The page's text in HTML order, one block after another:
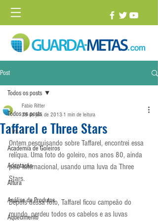
Post
Todos os posts
1 vs. 1
Academia de Goleiros
Adaptação
Altura
Análise de Produtos
Aquecimento
Todos os posts
Taffarel e Three Stars
Fabio Ritter
29 de jun. de 2013 1 min de leitura
Ontem pesquisando sobre Taffarel, encontrei essa
relíqua. Uma foto do goleiro, nos anos 80, ainda
pelo Internacional, usando uma luva da Three
Stars.
Depois dessa foto, Taffarel ficou campeão do
mundo, perdeu todos os cabelos e as luvas